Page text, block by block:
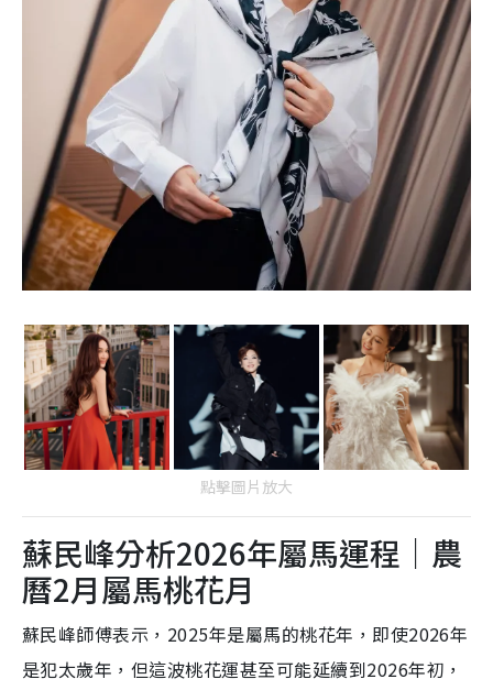
點擊圖片放大
蘇民峰分析2026年屬馬運程｜農
曆2月屬馬桃花月
蘇民峰師傅表示，2025年是屬馬的桃花年，即使2026年
是犯太歲年，但這波桃花運甚至可能延續到2026年初，